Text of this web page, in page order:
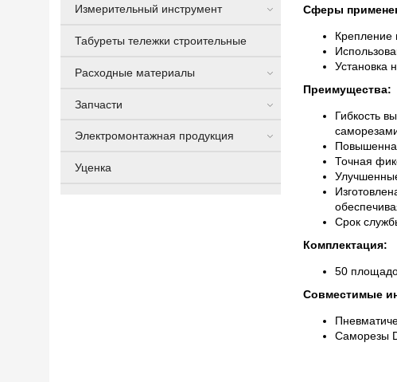
Сферы
Крепление
Установка
Преимущества:
Гибкость
Точная
Срок
Комплектация:
50
Совместимые
Саморезы
Измерительный инструмент
Табуреты тележки строительные
Расходные материалы
Запчасти
Электромонтажная продукция
Уценка